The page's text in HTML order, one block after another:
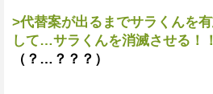
>代替案が出るまでサラくんを
して…サラくんを消滅させる！
（？…？？？）